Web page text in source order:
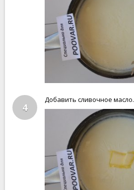
4
Добавить сливочное масло.